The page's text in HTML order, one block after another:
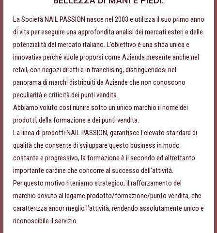
La Società NAIL PASSION nasce nel 2003 e utilizza il suo primo anno
di vita per eseguire una approfondita analisi dei mercati esteri e delle
potenzialità del mercato italiano. L’obiettivo è una sfida unica e
innovativa perché vuole proporsi come Azienda presente anche nel
retail, con negozi diretti e in franchising, distinguendosi nel
panorama di marchi distribuiti da Aziende che non conoscono
peculiarità e criticità dei punti vendita.
Abbiamo voluto così riunire sotto un unico marchio il nome dei
prodotti, della formazione e dei punti vendita.
La linea di prodotti NAIL PASSION, garantisce l’elevato standard di
qualità che consente di sviluppare questo business in modo
costante e progressivo, la formazione è il secondo ed altrettanto
importante cardine che concorre al successo dell’attività.
Per questo motivo riteniamo strategico, il rafforzamento del
marchio dovuto al legame prodotto/formazione/punto vendita, che
caratterizza ancor meglio l’attività, rendendo assolutamente unico e
riconoscibile il servizio.